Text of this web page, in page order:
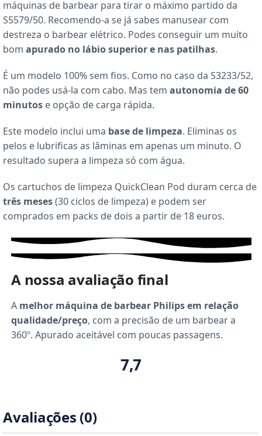
máquinas de barbear para tirar o máximo partido da
S5579/50. Recomendo-a se já sabes manusear com
destreza o barbear elétrico. Podes conseguir um muito
bom apurado no lábio superior e nas patilhas.
É um modelo 100% sem fios. Como no caso da S3233/52,
não podes usá-la com cabo. Mas tem autonomia de 60
minutos e opção de carga rápida.
Este modelo inclui uma base de limpeza. Eliminas os
pelos e lubrificas as lâminas em apenas um minuto. O
resultado supera a limpeza só com água.
Os cartuchos de limpeza QuickClean Pod duram cerca de
três meses(30 ciclos de limpeza) e podem ser
comprados em packs de dois a partir de 18 euros.
7,7
A nossa avaliação final
A melhor máquina de barbear Philips em relação
qualidade/preço, com a precisão de um barbear a
360º. Apurado aceitável com poucas passagens.
Avaliações (0)